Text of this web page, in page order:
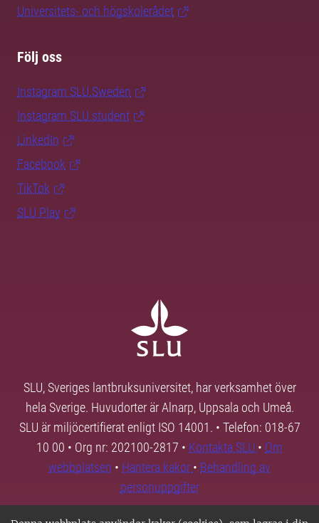
Universitets- och högskolerådet
Följ oss
Instagram SLU.Sweden
Instagram SLU.student
LinkedIn
Facebook
TikTok
SLU Play
SLU, Sveriges lantbruksuniversitet, har verksamhet över
hela Sverige. Huvudorter är Alnarp, Uppsala och Umeå.
SLU är miljöcertifierat enligt ISO 14001. • Telefon: 018-67
10 00 • Org nr: 202100-2817 • Kontakta SLU • Om
webbplatsen • Hantera kakor • Behandling av
personuppgifter